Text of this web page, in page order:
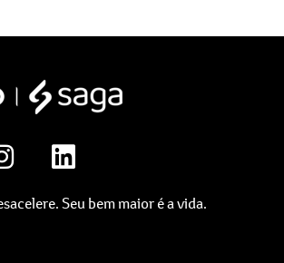
Seu bem maior é a vida.